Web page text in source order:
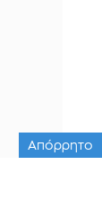
Απόρρητο